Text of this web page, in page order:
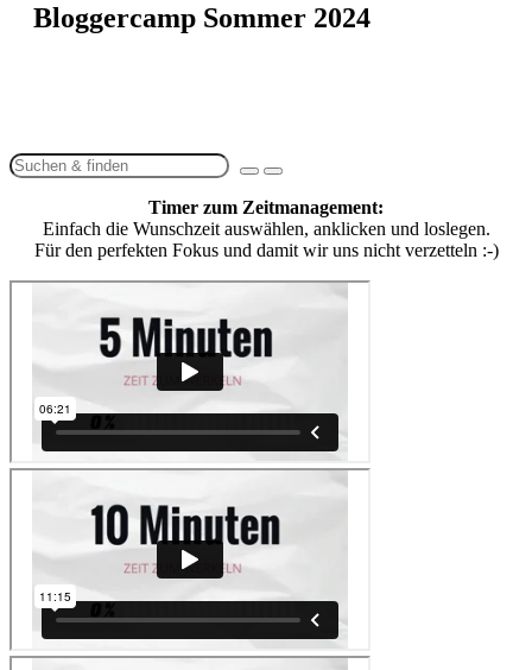
Bloggercamp Sommer 2024
Timer zum Zeitmanagement:
Einfach die Wunschzeit auswählen, anklicken und loslegen.
Für den perfekten Fokus und damit wir uns nicht verzetteln :-)